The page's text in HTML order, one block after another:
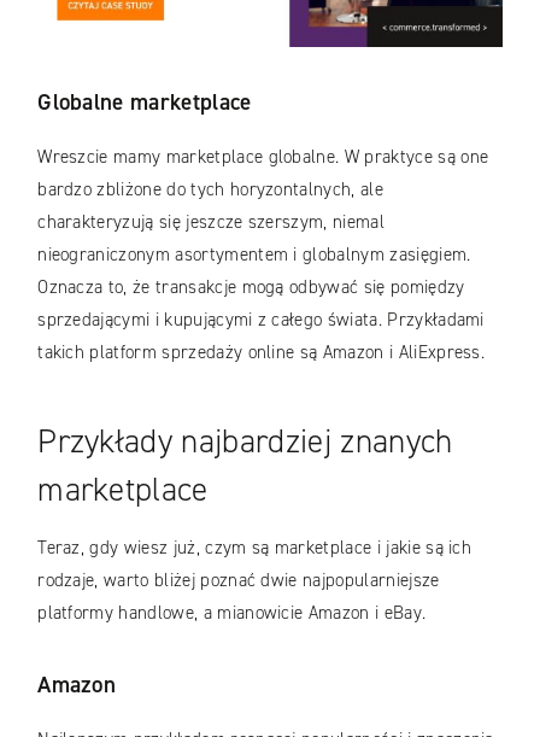
Globalne marketplace
Wreszcie mamy marketplace globalne. W praktyce są one
bardzo zbliżone do tych horyzontalnych, ale
charakteryzują się jeszcze szerszym, niemal
nieograniczonym asortymentem i globalnym zasięgiem.
Oznacza to, że transakcje mogą odbywać się pomiędzy
sprzedającymi i kupującymi z całego świata. Przykładami
takich platform sprzedaży online są Amazon i AliExpress.
Przykłady najbardziej znanych
marketplace
Teraz, gdy wiesz już, czym są marketplace i jakie są ich
rodzaje, warto bliżej poznać dwie najpopularniejsze
platformy handlowe, a mianowicie Amazon i eBay.
Amazon